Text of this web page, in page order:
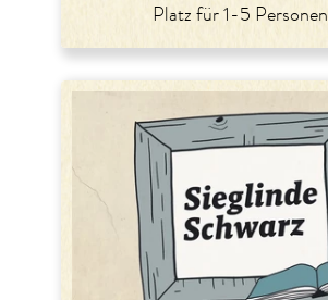
Platz für 1-5 Personen